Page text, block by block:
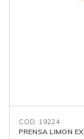
COD: 19224
PRENSA LIMON